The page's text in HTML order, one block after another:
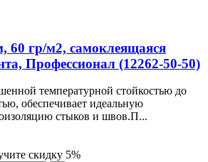
60 гр/м2, самоклеящаяся
Профессионал (12262-50-50)
температурной стойкостью до
обеспечивает идеальную
стыков и швов.П...
скидку 5%